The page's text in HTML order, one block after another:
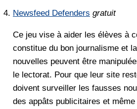
Newsfeed Defenders gratuit
Ce jeu vise à aider les élèves à
constitue du bon journalisme et
nouvelles peuvent être
le lectorat. Pour que leur site
doivent surveiller les fausses
des appâts publicitaires et même